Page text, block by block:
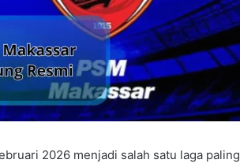
2026 menjadi salah satu laga paling